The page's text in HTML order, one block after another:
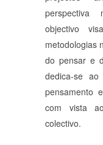
perspectiva
objectivo
metodologias
do pensar e
dedica-se
pensamento
com vista
colectivo.